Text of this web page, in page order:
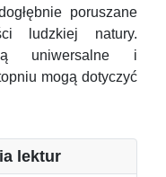
poruszane
ludzkiej natury.
uniwersalne i
mogą dotyczyć
lektur